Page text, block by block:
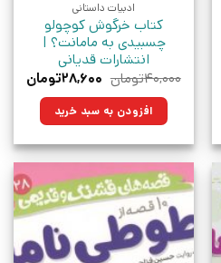
ادبیات داستانی
کتاب خرگوش کوچولو
چسبیدی به مامانت؟ |
انتشارات قدیانی
۴۰,۰۰۰تومان قیمت
۴۰,۰۰۰تومان
بود.
۲۸,۶۰۰تومان
افزودن به سبد خرید